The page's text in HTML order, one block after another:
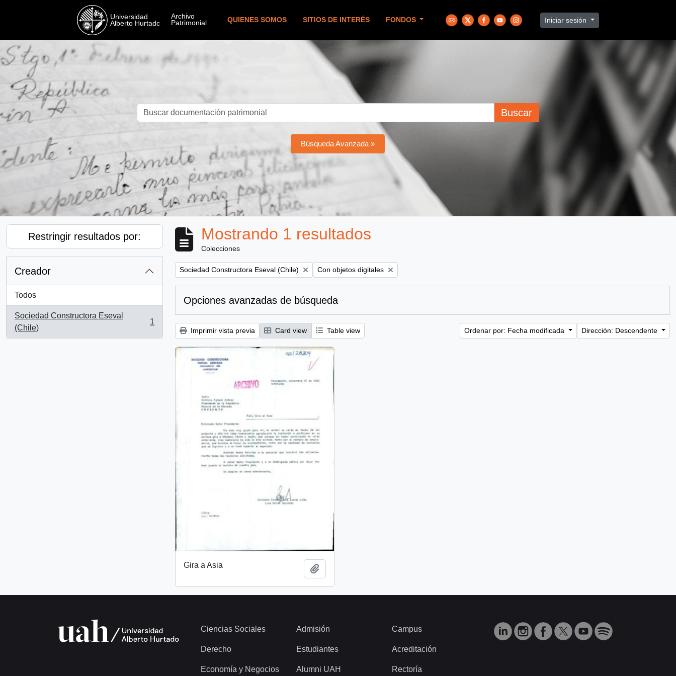
QUIENES SOMOS SITIOS DE INTERÉS FONDOS Iniciar sesión
Buscar
Búsqueda Avanzada »
Restringir resultados por:
Creador
Todos
Sociedad Constructora Eseval
(Chile)
, 1 resultados
1
Mostrando 1 resultados
Colecciones
Remove filter:
Sociedad Constructora Eseval (Chile) Remove filter:
Con objetos digitales
Opciones avanzadas de búsqueda
Imprimir vista previa Card view Table view Ordenar por: Fecha modificada Dirección: Descendente
Gira a Asia
Ciencias Sociales
Derecho
Economía y Negocios
Admisión
Estudiantes
Alumni UAH
Campus
Acreditación
Rectoría